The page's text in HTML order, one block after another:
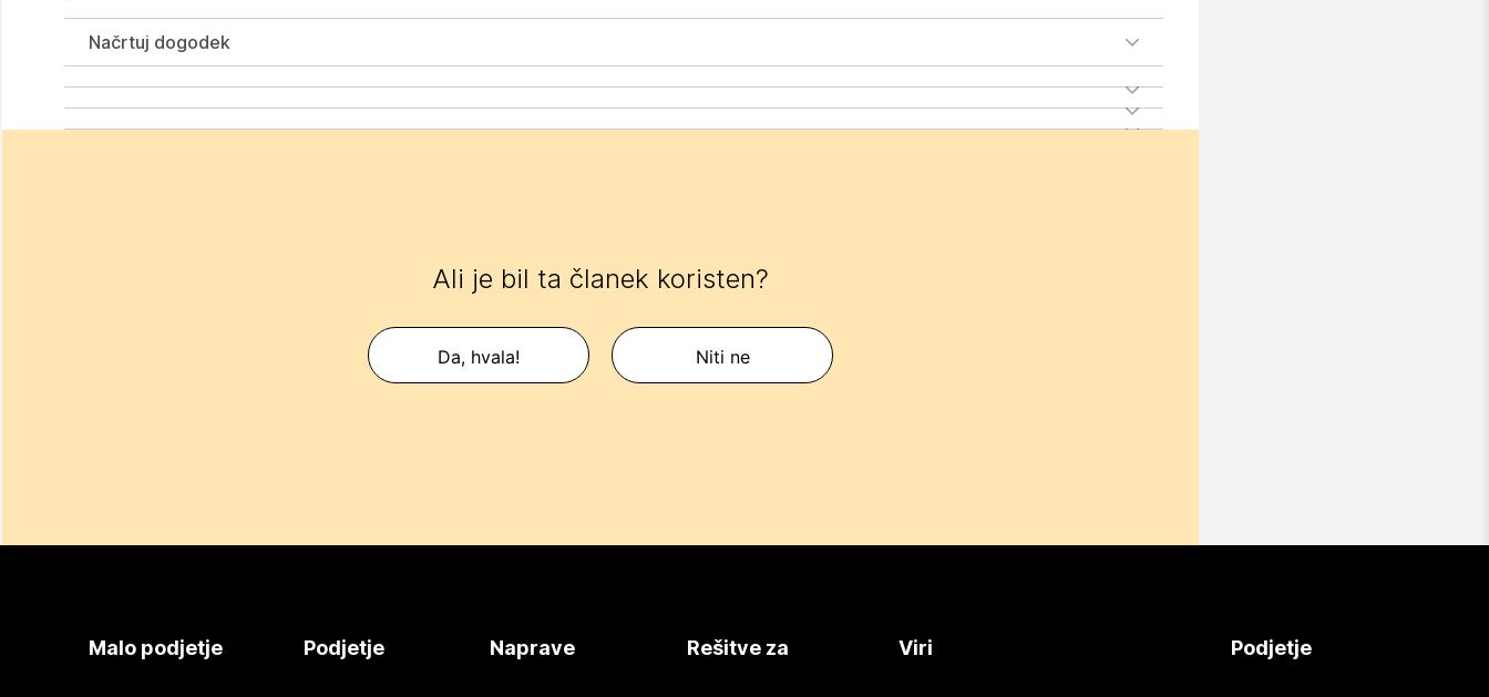
Načrtuj dogodek
Ali je bil ta članek koristen?
Da, hvala! Niti ne
Malo podjetje Podjetje Naprave Rešitve za Viri Podjetje